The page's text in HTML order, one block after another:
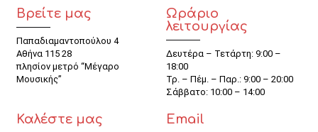
Βρείτε μας
Παπαδιαμαντοπούλου 4
Αθήνα 115 28
πλησίον μετρό “Μέγαρο
Μουσικής”
Ωράριο
λειτουργίας
Δευτέρα – Τετάρτη: 9:00 –
18:00
Τρ. – Πέμ. – Παρ.: 9:00 – 20:00
Σάββατο: 10:00 – 14:00
Καλέστε μας Email